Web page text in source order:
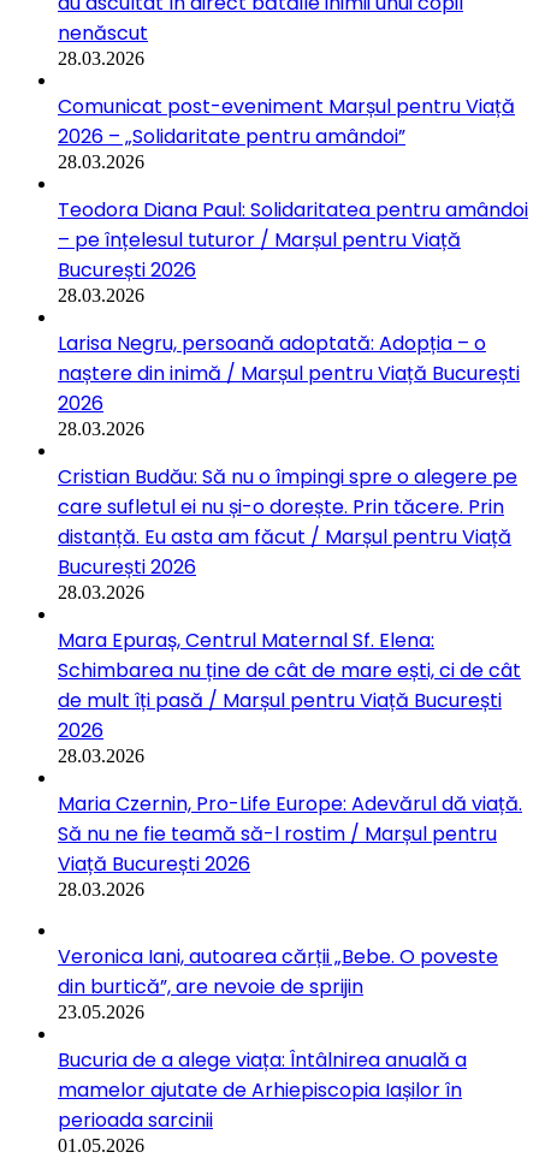
nenăscut
28.03.2026
Comunicat post-eveniment Marșul pentru Viață
2026 – „Solidaritate pentru amândoi”
28.03.2026
Teodora Diana Paul: Solidaritatea pentru amândoi
– pe înțelesul tuturor / Marșul pentru Viață
București 2026
28.03.2026
Larisa Negru, persoană adoptată: Adopția – o
naștere din inimă / Marșul pentru Viață București
2026
28.03.2026
Cristian Budău: Să nu o împingi spre o alegere pe
care sufletul ei nu și-o dorește. Prin tăcere. Prin
distanță. Eu asta am făcut / Marșul pentru Viață
București 2026
28.03.2026
Mara Epuraș, Centrul Maternal Sf. Elena:
Schimbarea nu ține de cât de mare ești, ci de cât
de mult îți pasă / Marșul pentru Viață București
2026
28.03.2026
Maria Czernin, Pro-Life Europe: Adevărul dă viață.
Să nu ne fie teamă să-l rostim / Marșul pentru
Viață București 2026
28.03.2026
Veronica Iani, autoarea cărții „Bebe. O poveste
din burtică”, are nevoie de sprijin
23.05.2026
Bucuria de a alege viața: Întâlnirea anuală a
mamelor ajutate de Arhiepiscopia Iașilor în
perioada sarcinii
01.05.2026